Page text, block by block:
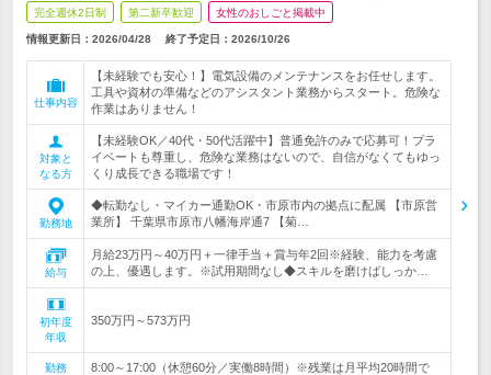
完全週休2日制 第二新卒歓迎 女性のおしごと掲載中
情報更新日：2026/04/28 終了予定日： 2026/10/26
仕事内容
【未経験でも安心！】電気設備のメンテナンスをお任せします。
工具や資材の準備などのアシスタント業務からスタート。危険な
作業はありません！
対象と
なる方
【未経験OK／40代・50代活躍中】普通免許のみで応募可！プラ
イベートも尊重し、危険な業務はないので、自信がなくてもゆっ
くり成長できる職場です！
勤務地
◆転勤なし・マイカー通勤OK・市原市内の拠点に配属 【市原営
業所】 千葉県市原市八幡海岸通7 【菊…
給与
月給23万円～40万円＋一律手当＋賞与年2回※経験、能力を考慮
の上、優遇します。※試用期間なし◆スキルを磨けばしっか…
初年度
年収
350万円～573万円
勤務
8:00～17:00（休憩60分／実働8時間）※残業は月平均20時間で